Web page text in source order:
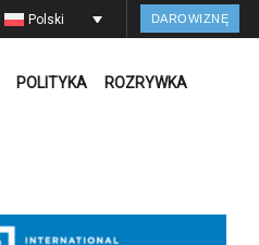
Polski DAROWIZNĘ
POLITYKA ROZRYWKA